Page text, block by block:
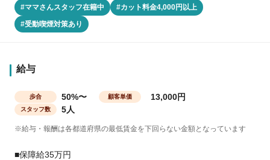
#ママさんスタッフ在籍中
#カット料金4,000円以上
#受動喫煙対策あり
給与
歩合 50%〜 顧客単価 13,000円
スタッフ数 5人
※給与・報酬は各都道府県の最低賃金を下回らない金額となっています
■保障給35万円